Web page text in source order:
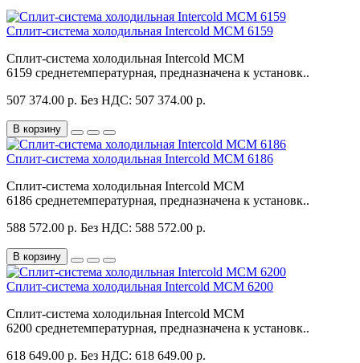
Сплит-система холодильная Intercold MCM 6159
Сплит-система холодильная Intercold MCM
6159 среднетемпературная, предназначена к установк..
507 374.00 р. Без НДС: 507 374.00 р.
В корзину
Сплит-система холодильная Intercold MCM 6186
Сплит-система холодильная Intercold MCM
6186 среднетемпературная, предназначена к установк..
588 572.00 р. Без НДС: 588 572.00 р.
В корзину
Сплит-система холодильная Intercold MCM 6200
Сплит-система холодильная Intercold MCM
6200 среднетемпературная, предназначена к установк..
618 649.00 р. Без НДС: 618 649.00 р.